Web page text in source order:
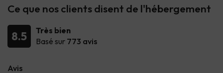
Ce que nos clients disent de l'hébergement
8.5
Très bien
Basé sur 773 avis